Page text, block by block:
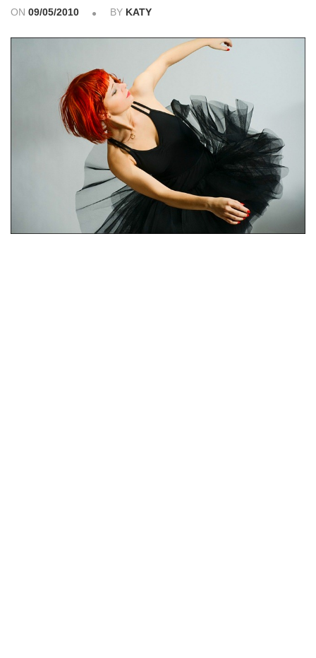
ON 09/05/2010 BY KATY